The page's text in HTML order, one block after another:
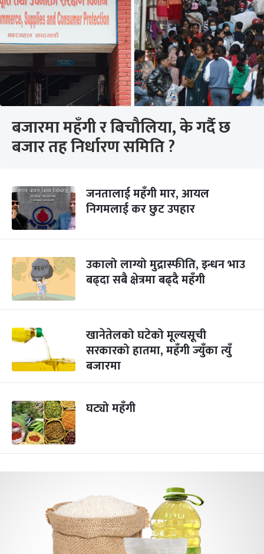
बजारमा महँगी र बिचौलिया, के गर्दै छ
बजार तह निर्धारण समिति ?
जनतालाई महँगी मार, आयल
निगमलाई कर छुट उपहार
उकालो लाग्यो मुद्रास्फीति, इन्धन भाउ
बढ्दा सबै क्षेत्रमा बढ्दै महँगी
खानेतेलको घटेको मूल्यसूची
सरकारको हातमा, महँगी ज्युँका त्युँ
बजारमा
घट्यो महँगी